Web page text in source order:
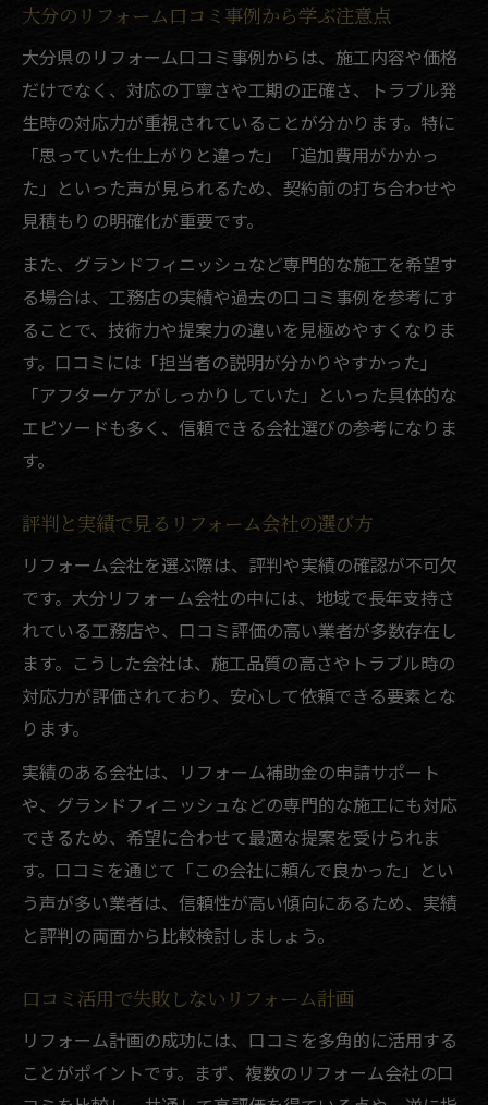
大分のリフォーム口コミ事例から学ぶ注意点
大分県のリフォーム口コミ事例からは、施工内容や価格
だけでなく、対応の丁寧さや工期の正確さ、トラブル発
生時の対応力が重視されていることが分かります。特に
「思っていた仕上がりと違った」「追加費用がかかっ
た」といった声が見られるため、契約前の打ち合わせや
見積もりの明確化が重要です。
また、グランドフィニッシュなど専門的な施工を希望す
る場合は、工務店の実績や過去の口コミ事例を参考にす
ることで、技術力や提案力の違いを見極めやすくなりま
す。口コミには「担当者の説明が分かりやすかった」
「アフターケアがしっかりしていた」といった具体的な
エピソードも多く、信頼できる会社選びの参考になりま
す。
評判と実績で見るリフォーム会社の選び方
リフォーム会社を選ぶ際は、評判や実績の確認が不可欠
です。大分リフォーム会社の中には、地域で長年支持さ
れている工務店や、口コミ評価の高い業者が多数存在し
ます。こうした会社は、施工品質の高さやトラブル時の
対応力が評価されており、安心して依頼できる要素とな
ります。
実績のある会社は、リフォーム補助金の申請サポート
や、グランドフィニッシュなどの専門的な施工にも対応
できるため、希望に合わせて最適な提案を受けられま
す。口コミを通じて「この会社に頼んで良かった」とい
う声が多い業者は、信頼性が高い傾向にあるため、実績
と評判の両面から比較検討しましょう。
口コミ活用で失敗しないリフォーム計画
リフォーム計画の成功には、口コミを多角的に活用する
ことがポイントです。まず、複数のリフォーム会社の口